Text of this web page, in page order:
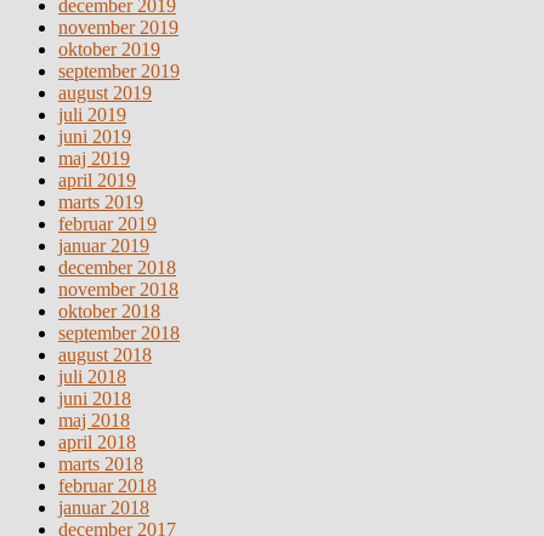
december 2019
november 2019
oktober 2019
september 2019
august 2019
juli 2019
juni 2019
maj 2019
april 2019
marts 2019
februar 2019
januar 2019
december 2018
november 2018
oktober 2018
september 2018
august 2018
juli 2018
juni 2018
maj 2018
april 2018
marts 2018
februar 2018
januar 2018
december 2017